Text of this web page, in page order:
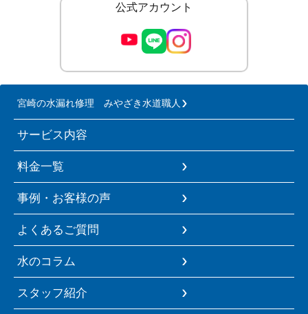
公式アカウント
宮崎の水漏れ修理 みやざき水道職人
サービス内容
料金一覧
事例・お客様の声
よくあるご質問
水のコラム
スタッフ紹介